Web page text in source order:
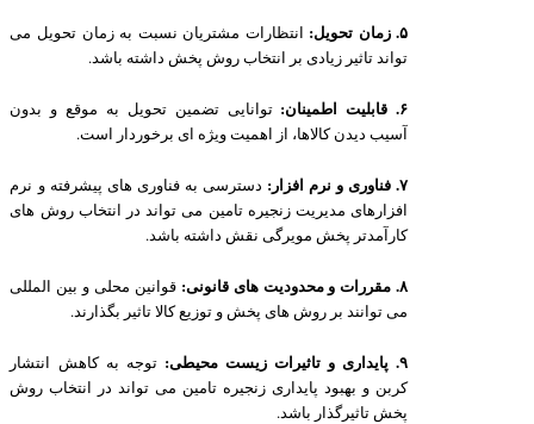
۵. زمان تحویل:
انتظارات مشتریان نسبت به زمان تحویل می
تواند تاثیر زیادی بر انتخاب روش پخش داشته باشد.
۶. قابلیت اطمینان:
توانایی تضمین تحویل به موقع و بدون
آسیب دیدن کالاها، از اهمیت ویژه ای برخوردار است.
۷. فناوری و نرم افزار:
دسترسی به فناوری های پیشرفته و نرم
افزارهای مدیریت زنجیره تامین می تواند در انتخاب روش های
کارآمدتر پخش مویرگی نقش داشته باشد.
۸. مقررات و محدودیت های قانونی:
قوانین محلی و بین المللی
می توانند بر روش های پخش و توزیع کالا تاثیر بگذارند.
۹. پایداری و تاثیرات زیست محیطی:
توجه به کاهش انتشار
کربن و بهبود پایداری زنجیره تامین می تواند در انتخاب روش
پخش تاثیرگذار باشد.